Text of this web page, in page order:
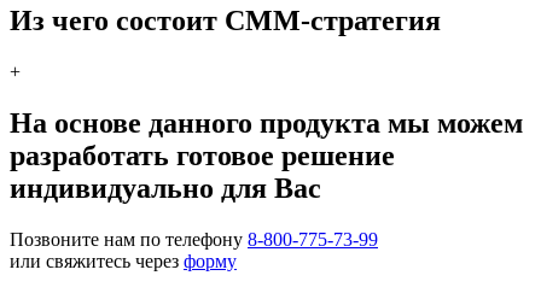
Из чего состоит СММ-стратегия
+
На основе данного продукта мы можем
разработать готовое решение
индивидуально для Вас
Позвоните нам по телефону 8-800-775-73-99
или свяжитесь через форму